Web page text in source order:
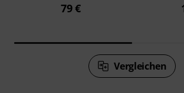
79 €
Vergleichen